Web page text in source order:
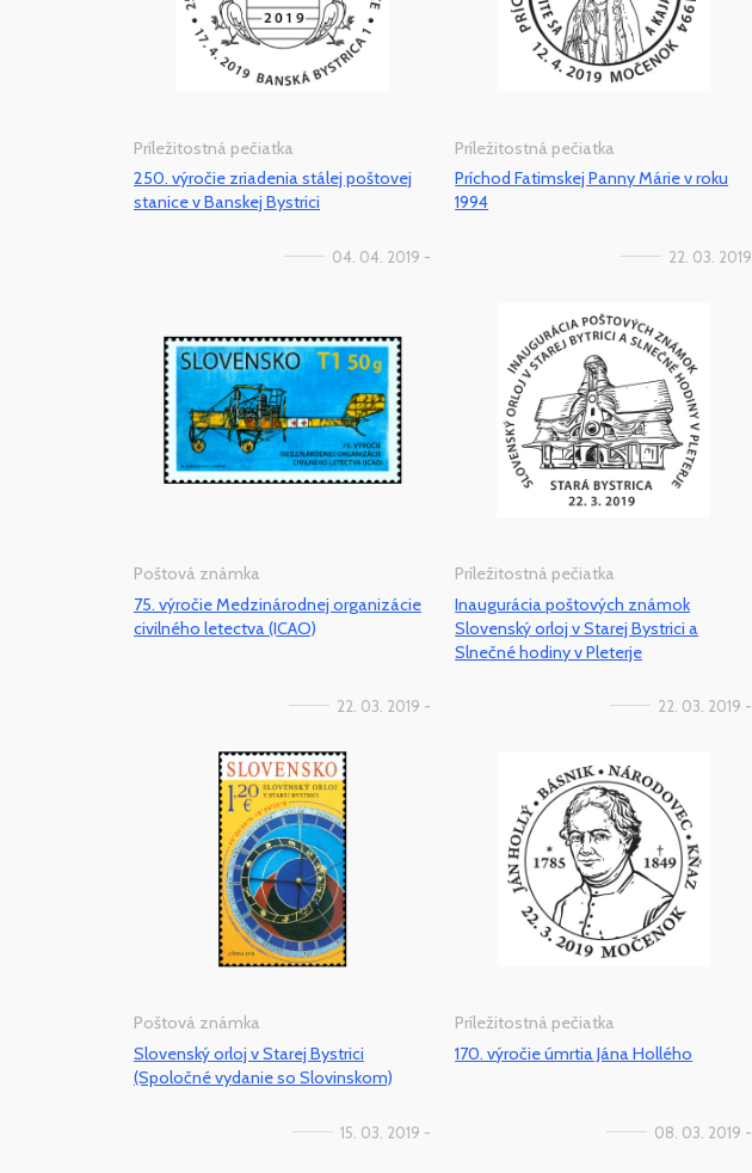
Príležitostná pečiatka
250. výročie zriadenia stálej poštovej
stanice v Banskej Bystrici
Príležitostná pečiatka
Príchod Fatimskej Panny Márie v roku
1994
04. 04. 2019 -
Poštová známka
75. výročie Medzinárodnej organizácie
civilného letectva (ICAO)
22. 03. 2019
Príležitostná pečiatka
Inaugurácia poštových známok
Slovenský orloj v Starej Bystrici a
Slnečné hodiny v Pleterje
22. 03. 2019 -
Poštová známka
Slovenský orloj v Starej Bystrici
(Spoločné vydanie so Slovinskom)
22. 03. 2019 -
Príležitostná pečiatka
170. výročie úmrtia Jána Hollého
15. 03. 2019 - 08. 03. 2019 -